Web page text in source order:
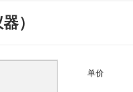
）
单价